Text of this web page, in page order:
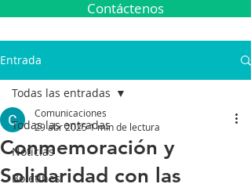
Contáctenos
Entrada
Todas las entradas
Noticias
Boletines
Todas las entradas
Conmemoración y
Solidaridad con las
Comunicaciones
29 abr 20251 min de lectura